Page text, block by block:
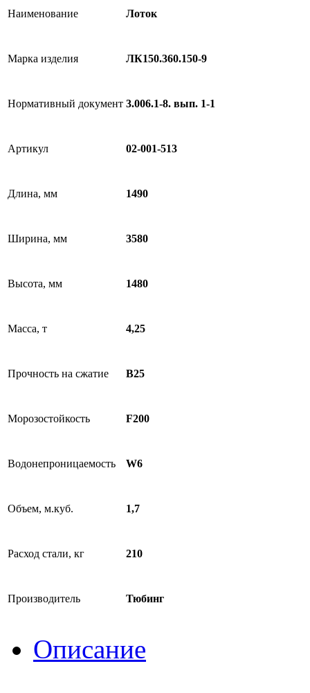
Наименование Лоток
Марка изделия ЛК150.360.150-9
Нормативный документ 3.006.1-8. вып. 1-1
Артикул 02-001-513
Длина, мм 1490
Ширина, мм 3580
Высота, мм 1480
Масса, т 4,25
Прочность на сжатие B25
Морозостойкость F200
Водонепроницаемость W6
Объем, м.куб. 1,7
Расход стали, кг 210
Производитель Тюбинг
Описание